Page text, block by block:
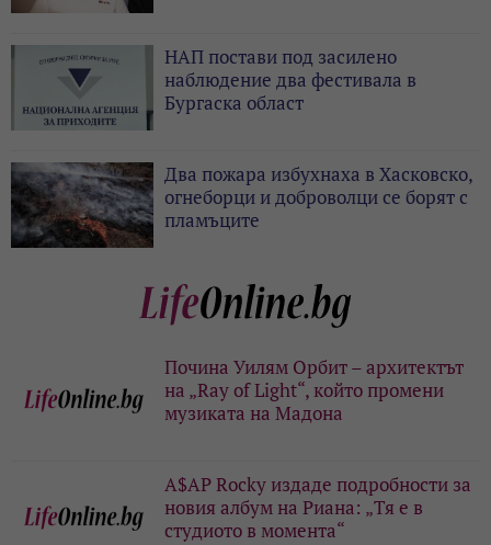
НАП постави под засилено
наблюдение два фестивала в
Бургаска област
Два пожара избухнаха в Хасковско,
огнеборци и доброволци се борят с
пламъците
Почина Уилям Орбит – архитектът
на „Ray of Light“, който промени
музиката на Мадона
A$AP Rocky издаде подробности за
новия албум на Риана: „Тя е в
студиото в момента“